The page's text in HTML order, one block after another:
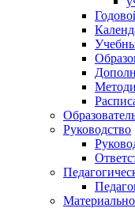
Руководство